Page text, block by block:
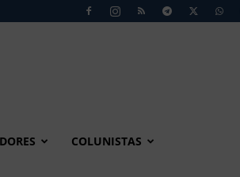
COLUNISTAS